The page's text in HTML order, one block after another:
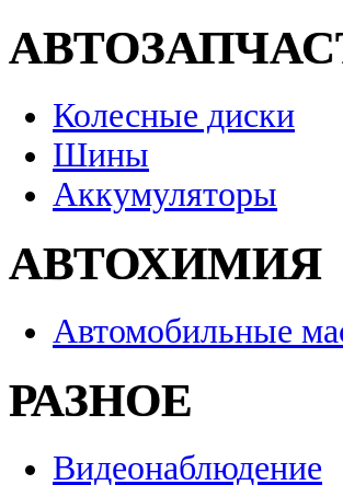
Колесные диски
Шины
Аккумуляторы
АВТОХИМИЯ
Автомобильные
РАЗНОЕ
Видеонаблюдение